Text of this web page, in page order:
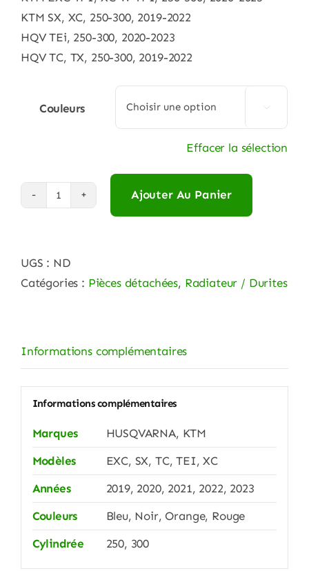
KTM SX, XC, 250-300, 2019-2022
HQV TEi, 250-300, 2020-2023
HQV TC, TX, 250-300, 2019-2022
Couleurs
Effacer la sélection
quantité
GRIP
KIT
RADIATEUR
Ajouter Au Panier
UGS : ND
Catégories : Pièces détachées, Radiateur / Durites
Informations complémentaires
Informations complémentaires
Marques
HUSQVARNA, KTM
Modèles
EXC, SX, TC, TEI, XC
Années
2019, 2020, 2021, 2022, 2023
Couleurs
Bleu, Noir, Orange, Rouge
Cylindrée
250, 300